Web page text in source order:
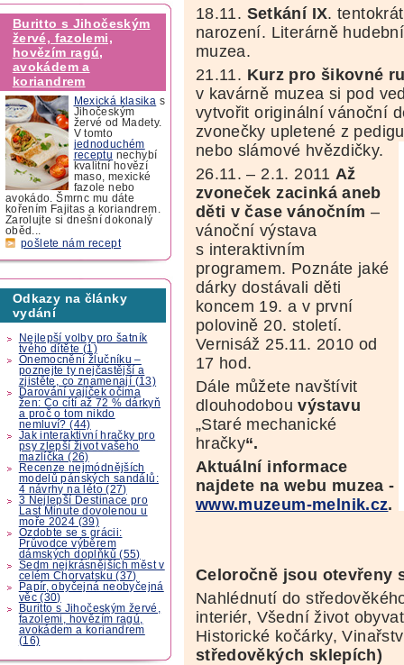
Buritto s Jihočeským
žervé, fazolemi,
hovězím ragú,
avokádem a
koriandrem
Mexická klasika s
Jihočeským
žervé od Madety.
V tomto
jednoduchém
receptu nechybí
kvalitní hovězí
maso, mexické
fazole nebo
avokádo. Šmrnc mu dáte
kořením Fajitas a koriandrem.
Zarolujte si dnešní dokonalý
oběd...
pošlete nám recept
Odkazy na články
vydání
Nejlepší volby pro šatník
tvého dítěte (1)
Onemocnění žlučníku –
poznejte ty nejčastější a
zjistěte, co znamenají (13)
Darování vajíček očima
žen: Co cítí až 72 % dárkyň
a proč o tom nikdo
nemluví? (44)
Jak interaktivní hračky pro
psy zlepší život vašeho
mazlíčka (26)
Recenze nejmódnějších
modelů pánských sandálů:
4 návrhy na léto (27)
3 Nejlepší Destinace pro
Last Minute dovolenou u
moře 2024 (39)
Ozdobte se s grácii:
Průvodce výběrem
dámských doplňků (55)
Sedm nejkrásnějších měst v
celém Chorvatsku (37)
Papír, obyčejná neobyčejná
věc (30)
Buritto s Jihočeským žervé,
fazolemi, hovězím ragú,
avokádem a koriandrem
(16)
18.11. Setkání IX.
narození. Literárně
muzea.
21.11. Kurz pro šikovné
v kavárně muzea si pod
vytvořit originální vánoční
zvonečky upletené z
nebo slámové hvězdičky.
26.11. – 2.1. 2011 Až
zvoneček zacinká aneb
děti v čase vánočním –
vánoční výstava
s interaktivním
programem. Poznáte jaké
dárky dostávali děti
koncem 19. a v první
polovině 20. století.
Vernisáž 25.11. 2010 od
17 hod.
Dále můžete navštívit
dlouhodobouvýstavu
„Staré mechanické
hračky“.
Aktuální informace
najdete na webu muzea -
www.muzeum-melnik.cz.
Celoročně jsou otevřeny
Nahlédnutí do
interiér, Všední život
Historické kočárky,
středověkých sklepích)